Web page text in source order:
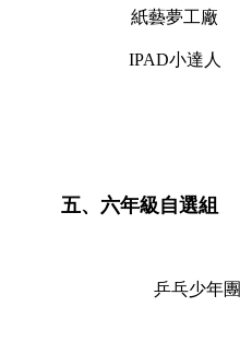
紙藝夢工廠
IPAD小達人
五、六年級自選組
乒乓少年團